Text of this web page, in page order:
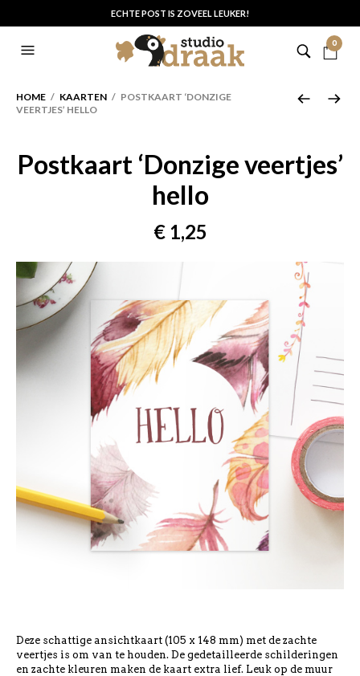
ECHTE POST IS ZOVEEL LEUKER!
0
HOME / KAARTEN / POSTKAART ‘DONZIGE
VEERTJES’ HELLO
Postkaart ‘Donzige veertjes’
hello
€1,25
Deze schattige ansichtkaart (105 x 148 mm) met de zachte
veertjes is om van te houden. De gedetailleerde schilderingen
en zachte kleuren maken de kaart extra lief. Leuk op de muur